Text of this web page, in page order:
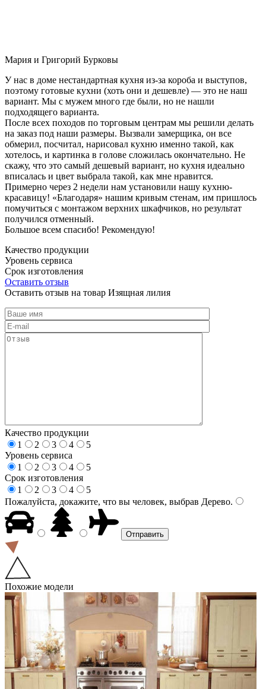
Мария и Григорий Бурковы
У нас в доме нестандартная кухня из-за короба и выступов,
поэтому готовые кухни (хоть они и дешевле) — это не наш
вариант. Мы с мужем много где были, но не нашли
подходящего варианта.
После всех походов по торговым центрам мы решили делать
на заказ под наши размеры. Вызвали замерщика, он все
обмерил, посчитал, нарисовал кухню именно такой, как
хотелось, и картинка в голове сложилась окончательно. Не
скажу, что это самый дешевый вариант, но кухня идеально
вписалась и цвет выбрала такой, как мне нравится.
Примерно через 2 недели нам установили нашу кухню-
красавицу! «Благодаря» нашим кривым стенам, им пришлось
помучиться с монтажом верхних шкафчиков, но результат
получился отменный.
Большое всем спасибо! Рекомендую!
Качество продукции
Уровень сервиса
Срок изготовления
Оставить отзыв
Оставить отзыв на товар Изящная лилия
Качество продукции
1
2 3 4
5
Уровень сервиса
1
2 3 4
5
Срок изготовления
1
2 3 4
5
Пожалуйста, докажите, что вы человек, выбрав Дерево.
Похожие модели